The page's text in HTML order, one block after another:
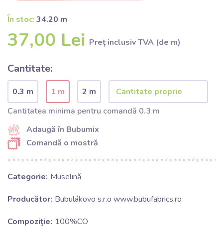
În stoc:34.20 m
37,00 Lei Preț inclusiv TVA (de m)
Cantitate:
0.3 m 1 m
2 m
Cantitatea minima pentru comandă 0.3 m
Adaugă în Bubumix
Comandă o mostră
Categorie: Muselină
Producător: Bubulákovo s.r.o www.bubufabrics.ro
Compoziţie: 100%CO